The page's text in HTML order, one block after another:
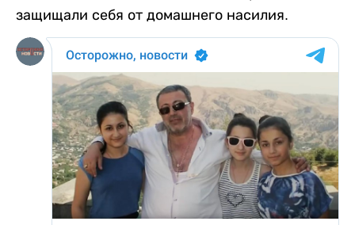
защищали себя от домашнего насилия.